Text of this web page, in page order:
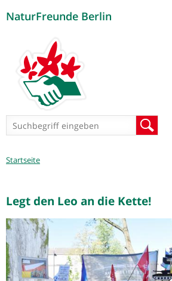
NaturFreunde Berlin
Suchformular
Sie
Startseite
Legt den Leo an die Kette!